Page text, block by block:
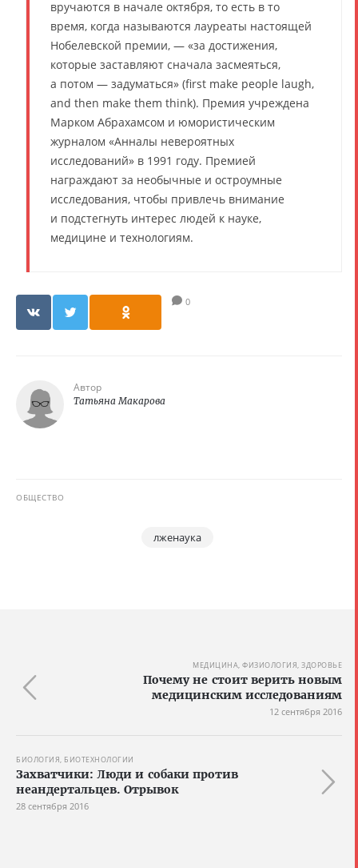
вручаются в начале октября, то есть в то
время, когда называются лауреаты настоящей
Нобелевской премии, — «за достижения,
которые заставляют сначала засмеяться,
а потом — задуматься» (first make people laugh,
and then make them think). Премия учреждена
Марком Абрахамсом и юмористическим
журналом «Анналы невероятных
исследований» в 1991 году. Премией
награждают за необычные и остроумные
исследования, чтобы привлечь внимание
и подстегнуть интерес людей к науке,
медицине и технологиям.
0
Автор
Татьяна Макарова
ОБЩЕСТВО
лженаука
МЕДИЦИНА, ФИЗИОЛОГИЯ, ЗДОРОВЬЕ
Почему не стоит верить новым
медицинским исследованиям
12 сентября 2016
БИОЛОГИЯ, БИОТЕХНОЛОГИИ
Захватчики: Люди и собаки против
неандертальцев. Отрывок
28 сентября 2016